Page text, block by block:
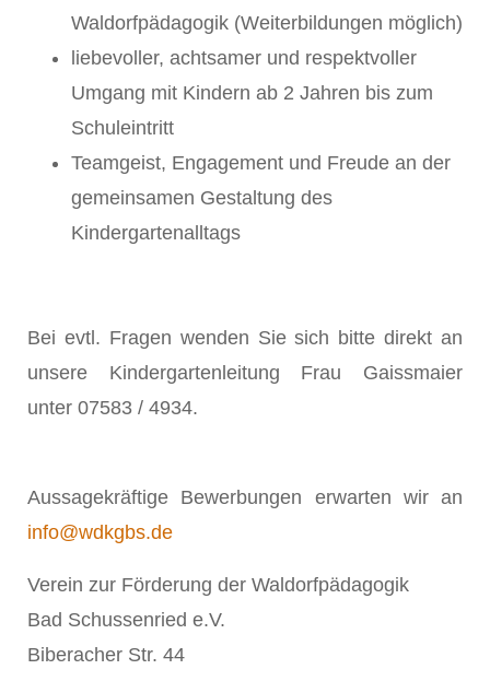
Waldorfpädagogik (Weiterbildungen möglich)
liebevoller, achtsamer und respektvoller
Umgang mit Kindern ab 2 Jahren bis zum
Schuleintritt
Teamgeist, Engagement und Freude an der
gemeinsamen Gestaltung des
Kindergartenalltags
Bei evtl. Fragen wenden Sie sich bitte direkt an
unsere Kindergartenleitung Frau Gaissmaier
unter 07583 / 4934.
Aussagekräftige Bewerbungen erwarten wir an
info@wdkgbs.de
Verein zur Förderung der Waldorfpädagogik
Bad Schussenried e.V.
Biberacher Str. 44